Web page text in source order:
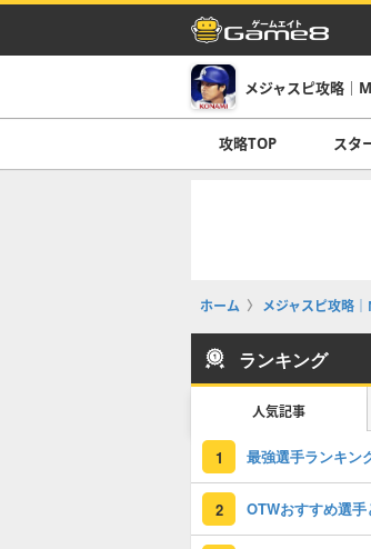
メジャスピ攻略｜
攻略TOP スタ
ホーム メジャスピ攻略
ランキング
人気記事
1 最強選手ランキン
2 OTWおすすめ選